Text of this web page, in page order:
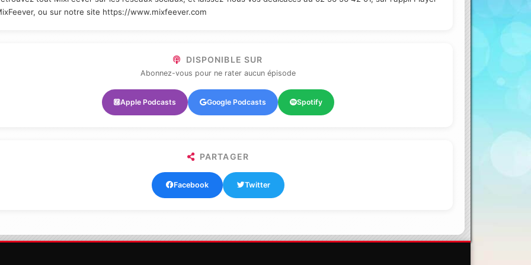
ou sur notre site https://www.mixfeever.com
DISPONIBLE SUR
Abonnez-vous pour ne rater aucun épisode
Apple Podcasts Google Podcasts Spotify
PARTAGER
Facebook Twitter